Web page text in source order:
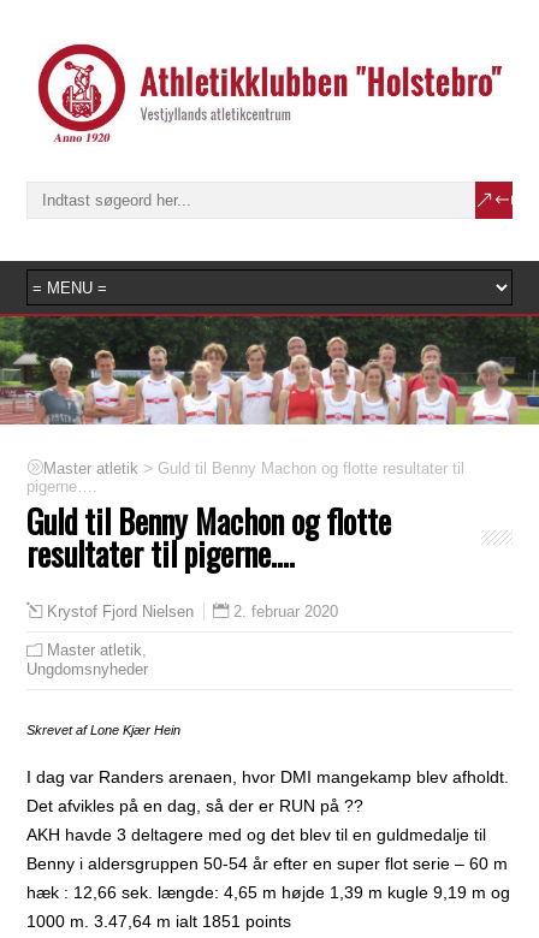
Master atletik > Guld til Benny Machon og flotte resultater til
pigerne….
Guld til Benny Machon og flotte
resultater til pigerne….
Krystof Fjord Nielsen 2. februar 2020
Master atletik
Ungdomsnyheder
Skrevet af Lone Kjær Hein
I dag var Randers arenaen, hvor DMI mangekamp blev afholdt.
Det afvikles på en dag, så der er RUN på??
AKH havde 3 deltagere med og det blev til en guldmedalje til
Benny i aldersgruppen 50-54 år efter en super flot serie – 60 m
hæk : 12,66 sek. længde: 4,65 m højde 1,39 m kugle 9,19 m og
1000 m. 3.47,64 m ialt 1851 points